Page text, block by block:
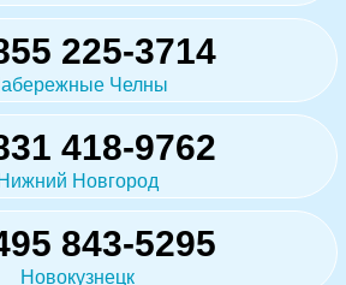
225-3714
Челны
418-9762
Нижний Новгород
843-5295
Новокузнецк